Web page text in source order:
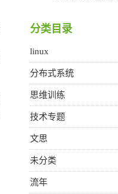
分类目录
linux
分布式系统
思维训练
技术专题
文思
未分类
流年